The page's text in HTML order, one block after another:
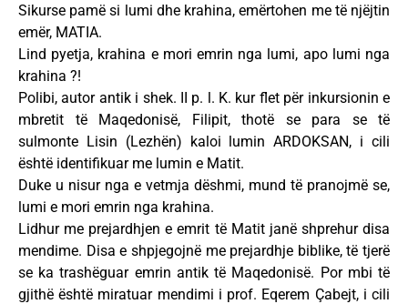
Sikurse pamë si lumi dhe krahina, emërtohen me të njëjtin
emër, MATIA.
Lind pyetja, krahina e mori emrin nga lumi, apo lumi nga
krahina ?!
Polibi, autor antik i shek. II p. l. K. kur flet për inkursionin e
mbretit të Maqedonisë, Filipit, thotë se para se të
sulmonte Lisin (Lezhën) kaloi lumin ARDOKSAN, i cili
është identifikuar me lumin e Matit.
Duke u nisur nga e vetmja dëshmi, mund të pranojmë se,
lumi e mori emrin nga krahina.
Lidhur me prejardhjen e emrit të Matit janë shprehur disa
mendime. Disa e shpjegojnë me prejardhje biblike, të tjerë
se ka trashëguar emrin antik të Maqedonisë. Por mbi të
gjithë është miratuar mendimi i prof. Eqerem Çabejt, i cili